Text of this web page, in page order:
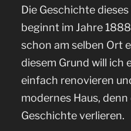
Die Geschichte
beginnt im Jahre
schon am selben Ort
diesem Grund will ich
einfach renovieren
modernes Haus,
Geschichte verlieren.